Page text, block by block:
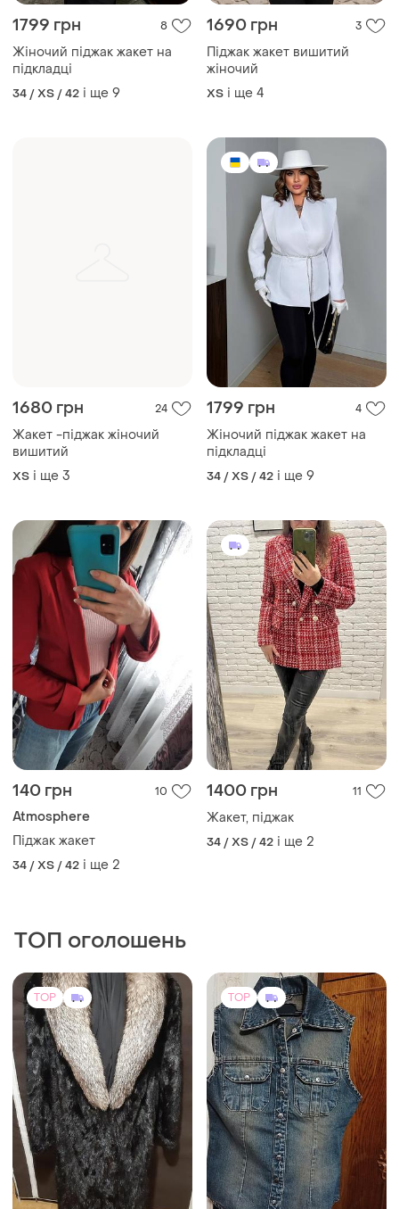
1799 грн 8
Жіночий піджак жакет на
підкладці
34 / XS / 42 і ще 9
1690 грн 3
Піджак жакет вишитий
жіночий
ХS і ще 4
1680 грн 24
Жакет -піджак жіночий
вишитий
ХS і ще 3
1799 грн 4
Жіночий піджак жакет на
підкладці
34 / XS / 42 і ще 9
140 грн 10
Atmosphere
Піджак жакет
34 / XS / 42 і ще 2
1400 грн 11
Жакет, піджак
34 / XS / 42 і ще 2
ТОП оголошень
TOP TOP